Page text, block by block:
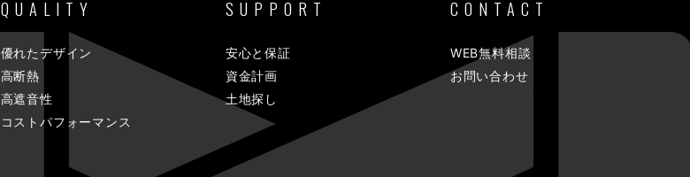
QUALITY
優れたデザイン
高断熱
高遮音性
コストパフォーマンス
SUPPORT
安心と保証
資金計画
土地探し
CONTACT
WEB無料相談
お問い合わせ